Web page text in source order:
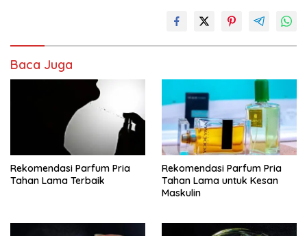
Baca Juga
Rekomendasi Parfum Pria
Tahan Lama Terbaik
Rekomendasi Parfum Pria
Tahan Lama untuk Kesan
Maskulin